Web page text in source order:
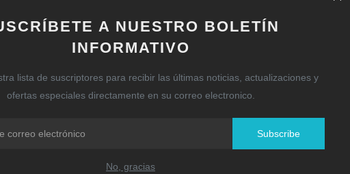
A NUESTRO BOLETÍN
INFORMATIVO
lista de suscriptores para recibir las últimas noticias, actualizaciones y
ofertas especiales directamente en su correo electronico.
Subscribe
No, gracias
Rechazan la
urbano Vake...